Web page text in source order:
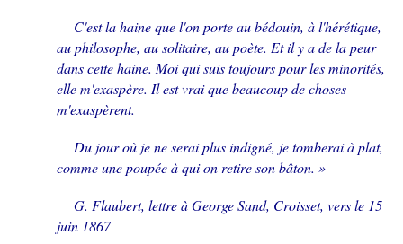
C'est la haine que l'on porte au bédouin, à l'hérétique,
au philosophe, au solitaire, au poète. Et il y a de la peur
dans cette haine. Moi qui suis toujours pour les minorités,
elle m'exaspère. Il est vrai que beaucoup de choses
m'exaspèrent.
Du jour où je ne serai plus indigné, je tomberai à plat,
comme une poupée à qui on retire son bâton. »
G. Flaubert, lettre à George Sand, Croisset, vers le 15
juin 1867